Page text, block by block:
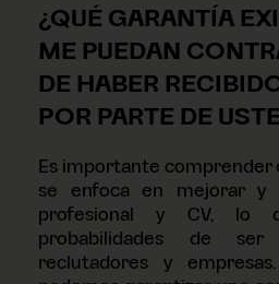
¿QUÉ GARANTÍA
ME PUEDAN
DE HABER
POR PARTE DE
Es importante comprender
se enfoca en mejorar y
profesional y CV, lo
probabilidades de ser
reclutadores y